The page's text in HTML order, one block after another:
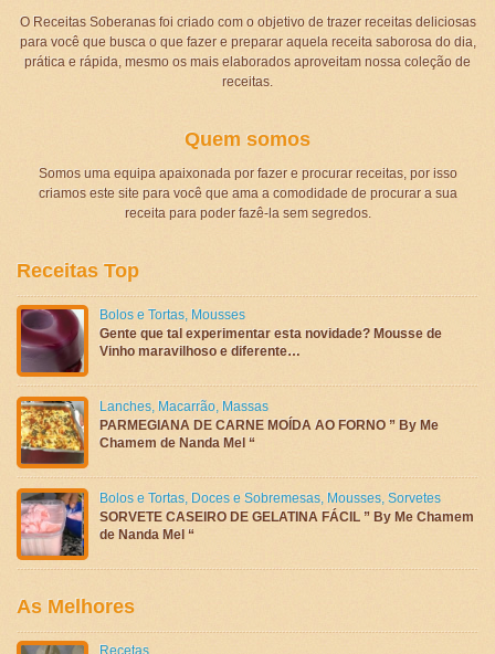
O Receitas Soberanas foi criado com o objetivo de trazer receitas deliciosas
para você que busca o que fazer e preparar aquela receita saborosa do dia,
prática e rápida, mesmo os mais elaborados aproveitam nossa coleção de
receitas.
Quem somos
Somos uma equipa apaixonada por fazer e procurar receitas, por isso
criamos este site para você que ama a comodidade de procurar a sua
receita para poder fazê-la sem segredos.
Receitas Top
Bolos e Tortas, Mousses
Gente que tal experimentar esta novidade? Mousse de
Vinho maravilhoso e diferente…
Lanches, Macarrão, Massas
PARMEGIANA DE CARNE MOÍDA AO FORNO ” By Me
Chamem de Nanda Mel “
Bolos e Tortas, Doces e Sobremesas, Mousses, Sorvetes
SORVETE CASEIRO DE GELATINA FÁCIL ” By Me Chamem
de Nanda Mel “
As Melhores
Recetas